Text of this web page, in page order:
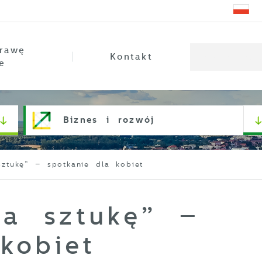
Kontakt
Biznes i rozwój
– spotkanie dla kobiet
sztukę” –